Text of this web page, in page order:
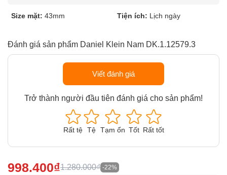
Size mặt: 43mm Tiện ích: Lịch ngày
Đánh giá sản phẩm Daniel Klein Nam DK.1.12579.3
Viết đánh giá
Trở thành người đầu tiên đánh giá cho sản phẩm!
Rất tệ Tệ Tạm ổn Tốt Rất tốt
998.400₫1.280.000₫ -22%